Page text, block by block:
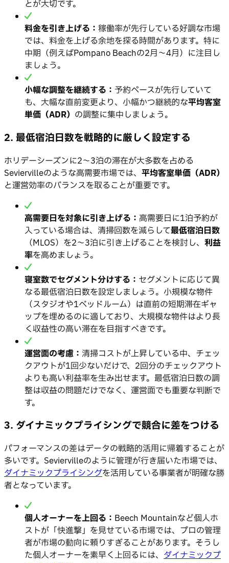
とが大切です。
料金を引き上げる： 稼働率が先行している好調な市場
では、料金を上げる余地を探る時間があります。特に
中期（例えばPompano Beachの2月〜4月）に注目し
ましょう。
小幅な調整を継続する： 予約ペースが先行していて
も、大幅な直前変更より、小幅かつ継続的な平均客室
単価（ADR） の調整に集中しましょう。
2. 最低宿泊日数を戦略的に厳しく設定する
ホリデーシーズンに2〜3泊の滞在が大多数を占める
Seviervilleのような高需要市場では、 平均客室単価（ADR）
と運営効率のバランスを取ることが重要です。
高需要日を対象に引き上げる： 高需要日に1泊予約が
入っている場合は、清掃回数を減らして最低宿泊日数
（MLOS）を2〜3泊に引き上げることを検討し、 利益
率を高めましょう。
寝室数でセグメント分けする： セグメントに応じて異
なる最低宿泊日数を設定しましょう。小規模な物件
（スタジオや1ベッドルーム）は直前の短期滞在ギャ
ップを埋めるのに適しており、大規模な物件はより長
く収益性の高い滞在を目指すべきです。
運営面の考慮： 清掃コストが上昇している中、チェッ
クアウトが1回少ないだけで、2回分のチェックアウト
よりも高い利益率を生み出せます。最低宿泊日数の調
整は収益の問題だけでなく、運営面でも重要な判断で
す。
3. ダイナミックプライシングで競合に差をつける
パフォーマンスの差はデータの戦略的活用に帰着することが
多いです。Seviervilleのように管理が行き届いた市場では、
ダイナミックプライシングを活用している事業者が明確な勝
者となっています。
個人オーナーを上回る： Beech Mountainなど個人ホ
ストが「快進撃」を見せている市場では、プロの管理
者が市場の動向に頼りすぎることがあります。そうし
た個人オーナーを素早く上回るには、 ダイナミックプ